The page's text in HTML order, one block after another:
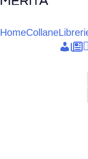
Vai
contenuto
HomeCollane